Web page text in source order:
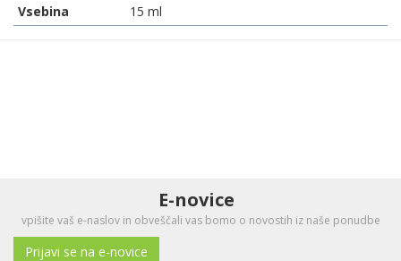
Vsebina 15 ml
E-novice
vpišite vaš e-naslov in obveščali vas bomo o novostih iz naše ponudbe
Prijavi se na e-novice